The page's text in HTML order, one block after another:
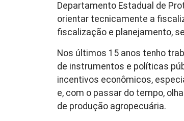
Departamento Estadual de
orientar tecnicamente a
fiscalização e planejamento,
Nos últimos 15 anos tenho
de instrumentos e políticas
incentivos econômicos,
e, com o passar do tempo,
de produção agropecuária.